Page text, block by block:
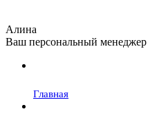
Алина
Ваш персональный менеджер
Главная